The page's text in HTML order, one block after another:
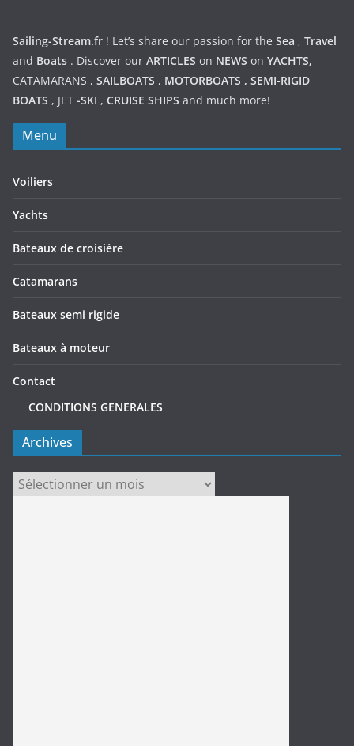
Sailing-Stream.fr ! Let’s share our passion for the Sea , Travel
and Boats . Discover our ARTICLES on NEWS on YACHTS,
CATAMARANS , SAILBOATS , MOTORBOATS , SEMI-RIGID
BOATS , JET -SKI , CRUISE SHIPS and much more!
Menu
Voiliers
Yachts
Bateaux de croisière
Catamarans
Bateaux semi rigide
Bateaux à moteur
Contact
CONDITIONS GENERALES
Archives
Archives